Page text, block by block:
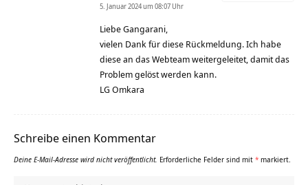
5. Januar 2024 um 08:07 Uhr
Liebe Gangarani,
vielen Dank für diese Rückmeldung. Ich habe
diese an das Webteam weitergeleitet, damit das
Problem gelöst werden kann.
LG Omkara
Schreibe einen Kommentar
Deine E-Mail-Adresse wird nicht veröffentlicht. Erforderliche Felder sind mit * markiert.